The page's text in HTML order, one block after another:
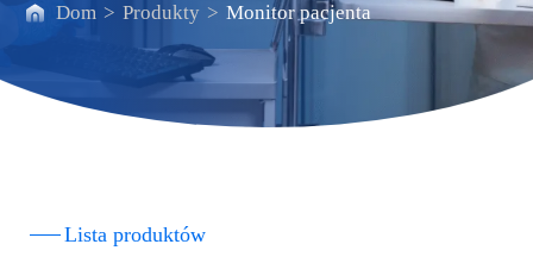
Dom > Produkty > Monitor pacjenta
Lista produktów